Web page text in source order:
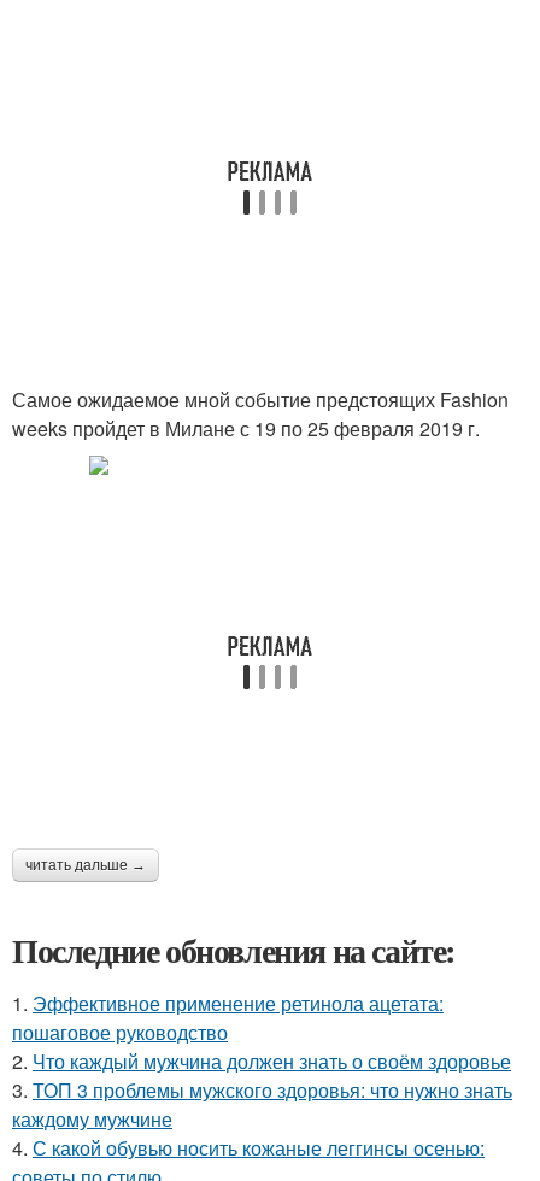
Самое ожидаемое мной событие предстоящих Fashion
weeks пройдет в Милане с 19 по 25 февраля 2019 г.
читать дальше →
Последние обновления на сайте:
1. Эффективное применение ретинола ацетата:
пошаговое руководство
2. Что каждый мужчина должен знать о своём здоровье
3. ТОП 3 проблемы мужского здоровья: что нужно знать
каждому мужчине
4. С какой обувью носить кожаные леггинсы осенью: